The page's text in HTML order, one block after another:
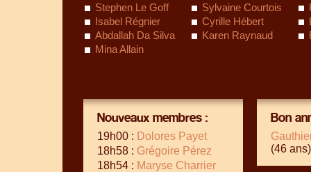
Stephen Le Goff
Sylvaine Courtois
Isabel Régnier
Cyrille Hébert
Abdallah Da Silva
Karen Raynaud
Mina Allain
Nouveaux membres :
19h00 : Dolores Payet
18h58 : Grégoire Pérez
18h54 : Maryse Charrier
Bon
(46 ans)